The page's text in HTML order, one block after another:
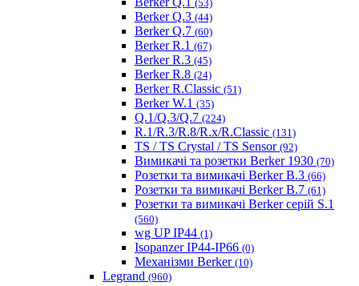
(53)
Berker Q.3 (44)
Berker Q.7 (60)
Berker R.1 (67)
Berker R.3 (45)
Berker R.8 (24)
Berker R.Classic (51)
Berker W.1 (35)
Q.1/Q.3/Q.7 (224)
R.1/R.3/R.8/R.x/R.Classic (131)
TS / TS Crystal / TS Sensor (92)
Вимикачі та розетки Berker 1930 (70)
Розетки та вимикачі Berker B.3 (66)
Розетки та вимикачі Berker B.7 (61)
Розетки та вимикачі Berker серій S.1
(560)
wg UP IP44 (1)
Isopanzer IP44-IP66 (0)
Механізми Berker (10)
Legrand (960)